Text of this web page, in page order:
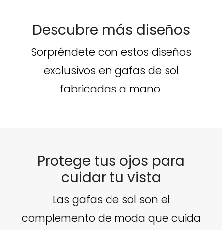
Descubre más diseños
Sorpréndete con estos diseños
exclusivos en gafas de sol
fabricadas a mano.
Protege tus ojos para
cuidar tu vista
Las gafas de sol son el
complemento de moda que cuida